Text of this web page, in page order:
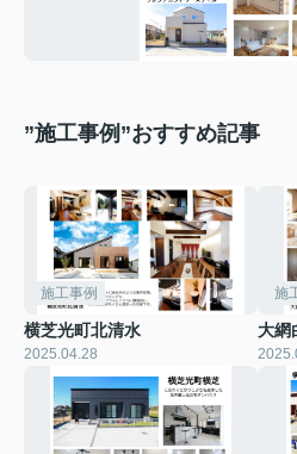
”施工事例”おすすめ記事
施工事例
横芝光町北清水
2025.04.28
施
大網